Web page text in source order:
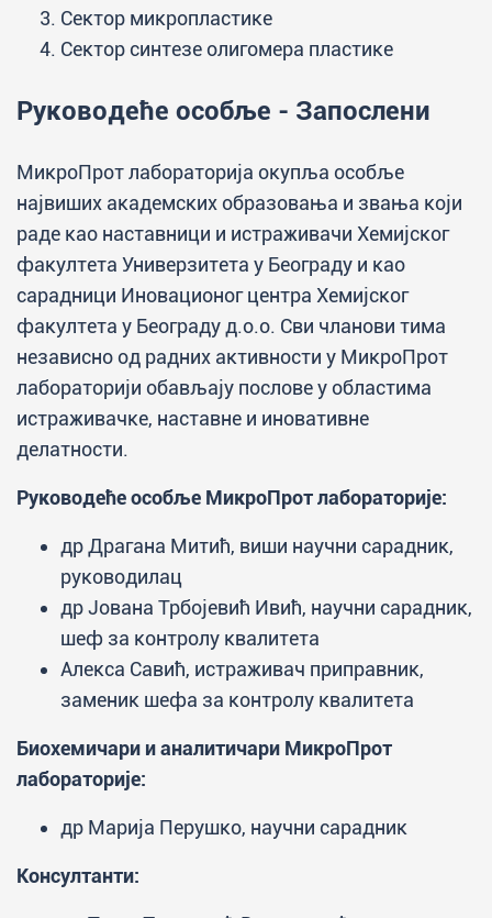
Сектор микропластике
Сектор синтезе олигомера пластике
Руководеће особље - Запослени
МикроПрот лабораторија окупља особље
највиших академских образовања и звања који
раде као наставници и истраживачи Хемијског
факултета Универзитета у Београду и као
сарадници Иновационог центра Хемијског
факултета у Београду д.о.о. Сви чланови тима
независно од радних активности у МикроПрот
лабораторији обављају послове у областима
истраживачке, наставне и иновативне
делатности.
Руководеће особље МикроПрот лабораторије:
др Драгана Митић, виши научни сарадник,
руководилац
др Јована Трбојевић Ивић, научни сарадник,
шеф за контролу квалитета
Алекса Савић, истраживач приправник,
заменик шефа за контролу квалитета
Биохемичари и аналитичари МикроПрот
лабораторије:
др Марија Перушко, научни сарадник
Консултанти: